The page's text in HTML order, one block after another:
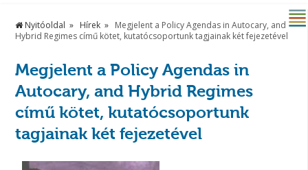
Nyitóoldal Hírek
Megjelent a Policy Agendas in Autocary, and
Hybrid Regimes című kötet, kutatócsoportunk tagjainak két fejezetével
Megjelent a Policy Agendas in
Autocary, and Hybrid Regimes
című kötet, kutatócsoportunk
tagjainak két fejezetével